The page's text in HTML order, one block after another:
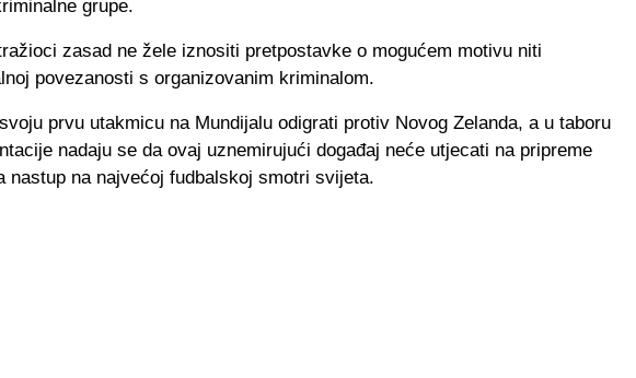
grupe.
zasad ne žele iznositi pretpostavke o mogućem motivu niti
povezanosti s organizovanim kriminalom.
prvu utakmicu na Mundijalu odigrati protiv Novog Zelanda, a u taboru
nadaju se da ovaj uznemirujući događaj neće utjecati na pripreme
nastup na najvećoj fudbalskoj smotri svijeta.